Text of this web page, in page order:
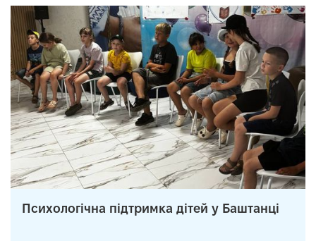
Психологічна підтримка дітей у Баштанці